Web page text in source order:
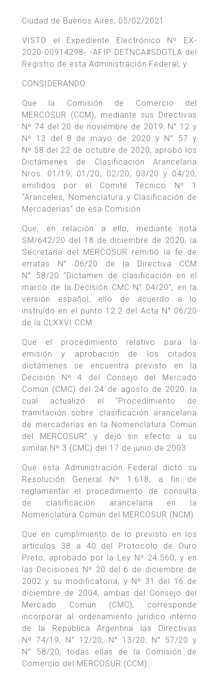
Ciudad de Buenos Aires, 05/02/2021
VISTO el Expediente Electrónico Nº EX-
2020-00914298- -AFIP-DETNCA#SDGTLA del
Registro de esta Administración Federal, y
CONSIDERANDO:
Que la Comisión de Comercio del
MERCOSUR (CCM), mediante sus Directivas
Nº 74 del 20 de noviembre de 2019, N° 12 y
Nº 13 del 8 de mayo de 2020 y N° 57 y
Nº 58 del 22 de octubre de 2020, aprobó los
Dictámenes de Clasificación Arancelaria
Nros. 01/19, 01/20, 02/20, 03/20 y 04/20,
emitidos por el Comité Técnico Nº 1
“Aranceles, Nomenclatura y Clasificación de
Mercaderías” de esa Comisión.
Que, en relación a ello, mediante nota
SM/642/20 del 18 de diciembre de 2020, la
Secretaría del MERCOSUR remitió la fe de
erratas N° 06/20 de la Directiva CCM
N° 58/20 “Dictamen de clasificación en el
marco de la Decisión CMC N° 04/20”, en la
versión español, ello de acuerdo a lo
instruído en el punto 12.2 del Acta N° 06/20
de la CLXXVI CCM.
Que el procedimiento relativo para la
emisión y aprobación de los citados
dictámenes se encuentra previsto en la
Decisión Nº 4 del Consejo del Mercado
Común (CMC) del 24 de agosto de 2020, la
cual actualizó el “Procedimiento de
tramitación sobre clasificación arancelaria
de mercaderías en la Nomenclatura Común
del MERCOSUR” y dejó sin efecto a su
similar Nº 3 (CMC) del 17 de junio de 2003.
Que esta Administración Federal dictó su
Resolución General Nº 1.618, a fin de
reglamentar el procedimiento de consulta
de clasificación arancelaria en la
Nomenclatura Común del MERCOSUR (NCM).
Que en cumplimiento de lo previsto en los
artículos 38 a 40 del Protocolo de Ouro
Preto, aprobado por la Ley Nº 24.560, y en
las Decisiones Nº 20 del 6 de diciembre de
2002 y su modificatoria, y Nº 31 del 16 de
diciembre de 2004, ambas del Consejo del
Mercado Común (CMC), corresponde
incorporar al ordenamiento jurídico interno
de la República Argentina las Directivas
Nº 74/19, N° 12/20, N° 13/20, N° 57/20 y
N° 58/20, todas ellas de la Comisión de
Comercio del MERCOSUR (CCM).